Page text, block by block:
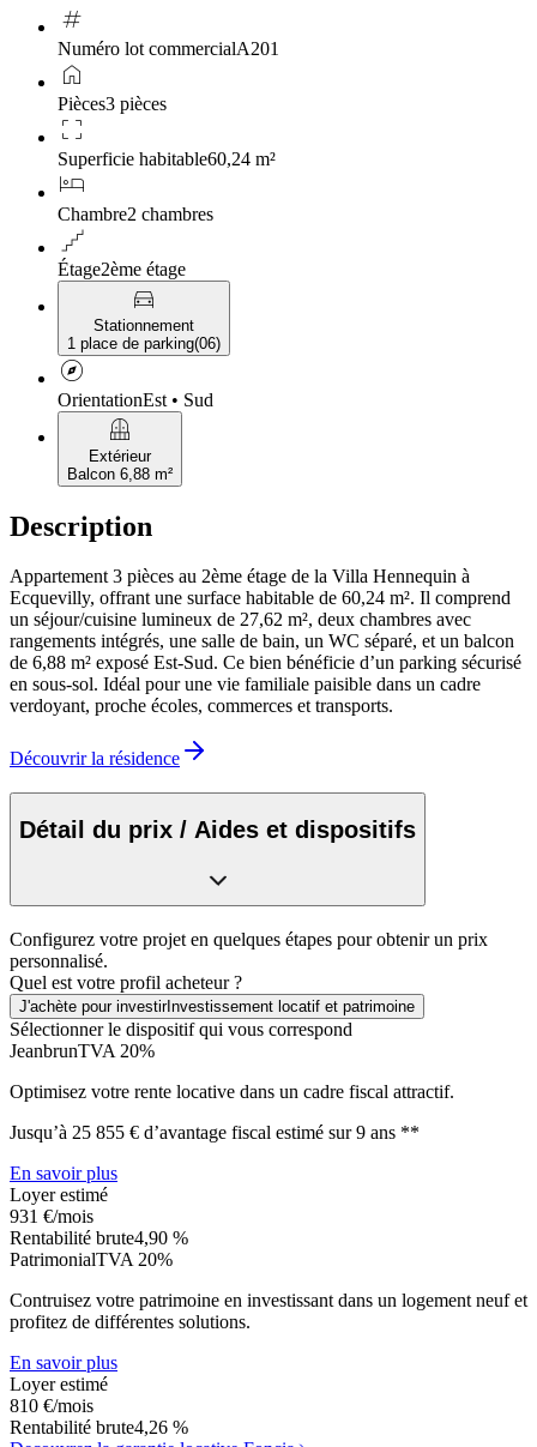
tag
Numéro lot commercialA201
home
Pièces3 pièces
crop_free
Superficie habitable60,24 m²
hotel
Chambre2 chambres
floor
Étage2ème étage
directions_car
Stationnement
1 place de parking(06)
explore
OrientationEst • Sud
balcony
Extérieur
Balcon 6,88 m²
Description
Appartement 3 pièces au 2ème étage de la Villa Hennequin à
Ecquevilly, offrant une surface habitable de 60,24 m². Il comprend
un séjour/cuisine lumineux de 27,62 m², deux chambres avec
rangements intégrés, une salle de bain, un WC séparé, et un balcon
de 6,88 m² exposé Est-Sud. Ce bien bénéficie d’un parking sécurisé
en sous-sol. Idéal pour une vie familiale paisible dans un cadre
verdoyant, proche écoles, commerces et transports.
Découvrir la résidence
Détail du prix / Aides et dispositifs
Configurez votre projet en quelques étapes pour obtenir un prix
personnalisé.
Quel est votre profil acheteur ?
J'achète pour investirInvestissement locatif et patrimoine
Sélectionner le dispositif qui vous correspond
JeanbrunTVA 20%
Optimisez votre rente locative dans un cadre fiscal attractif.
Jusqu’à 25 855 € d’avantage fiscal estimé sur 9 ans **
En savoir plus
Loyer estimé
931 €/mois
Rentabilité brute4,90 %
PatrimonialTVA 20%
Contruisez votre patrimoine en investissant dans un logement neuf et
profitez de différentes solutions.
En savoir plus
Loyer estimé
810 €/mois
Rentabilité brute4,26 %